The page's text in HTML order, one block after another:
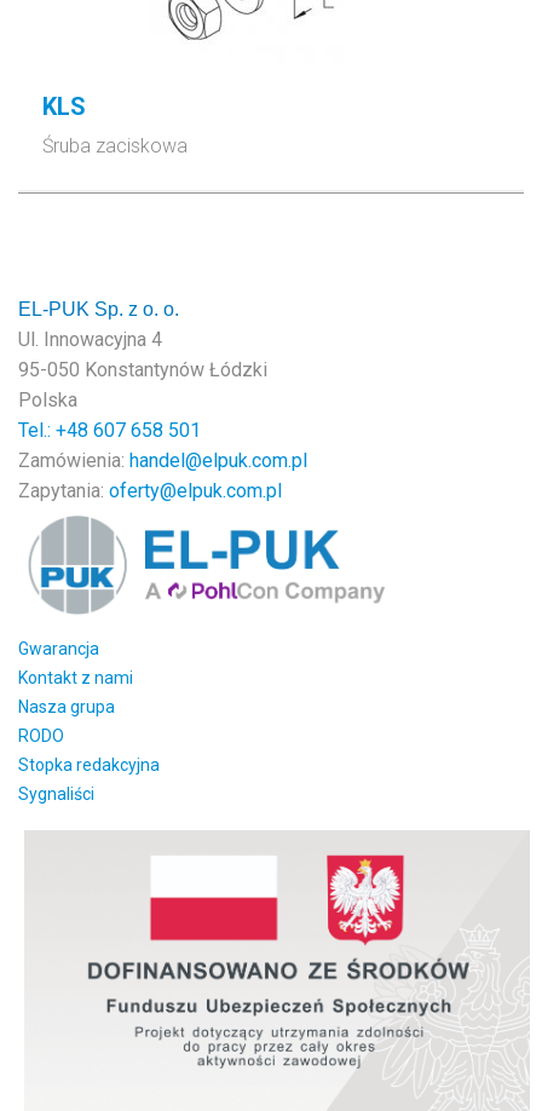
KLS
Śruba zaciskowa
EL-PUK Sp. z o. o.
Ul. Innowacyjna 4
95-050 Konstantynów Łódzki
Polska
Tel.: +48 607 658 501
Zamówienia: handel@elpuk.com.pl
Zapytania: oferty@elpuk.com.pl
Gwarancja
Kontakt z nami
Nasza grupa
RODO
Stopka redakcyjna
Sygnaliści